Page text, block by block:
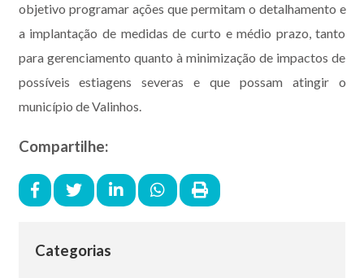
objetivo programar ações que permitam o detalhamento e
a implantação de medidas de curto e médio prazo, tanto
para gerenciamento quanto à minimização de impactos de
possíveis estiagens severas e que possam atingir o
município de Valinhos.
Compartilhe:
Categorias